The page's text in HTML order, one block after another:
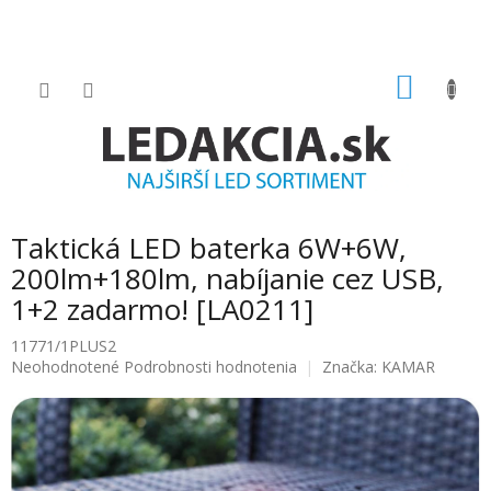
Taktická LED baterka 6W+6W,
200lm+180lm, nabíjanie cez USB,
1+2 zadarmo! [LA0211]
11771/1PLUS2
Priemerné
produktu
je
0.0
z
Neohodnotené Podrobnosti hodnotenia Značka: KAMAR